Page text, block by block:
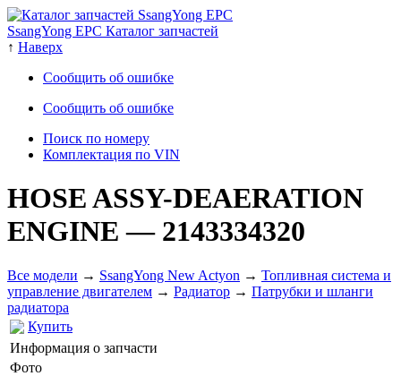
SsangYong EPC Каталог запчастей
↑ Наверх
Сообщить об ошибке
Сообщить об ошибке
Поиск по номеру
Комплектация по VIN
HOSE ASSY-DEAERATION
ENGINE— 2143334320
Все модели → SsangYong New Actyon → Топливная система и
управление двигателем → Радиатор → Патрубки и шланги
радиатора
Купить
Информация о запчасти
Фото